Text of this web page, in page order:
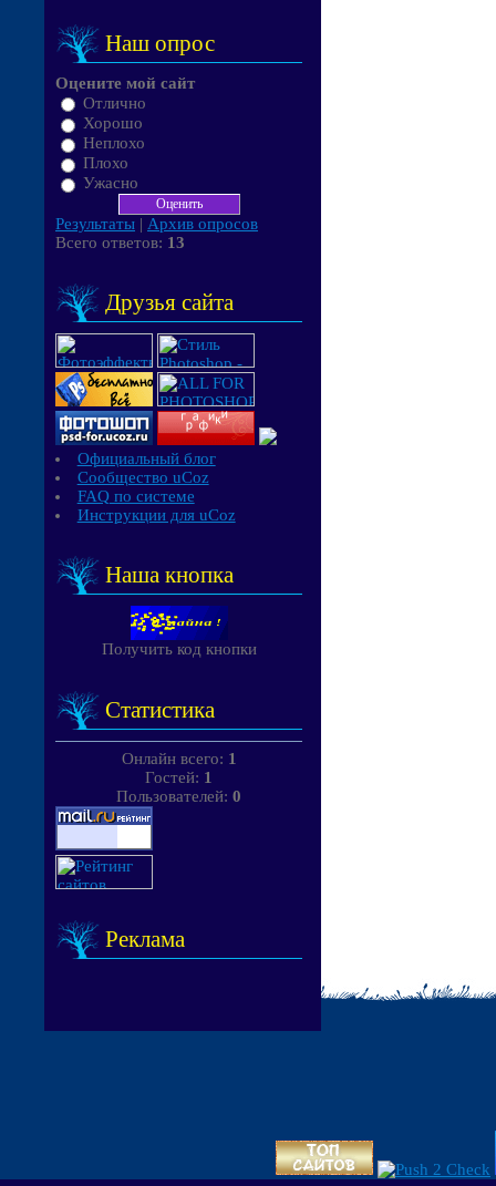
Наш опрос
Оцените мой сайт
Отлично
Хорошо
Неплохо
Плохо
Ужасно
Результаты | Архив опросов
Всего ответов: 13
Друзья сайта
Официальный блог
Сообщество uCoz
FAQ по системе
Инструкции для uCoz
Наша кнопка
Получить код кнопки
Статистика
Онлайн всего: 1
Гостей: 1
Пользователей: 0
Реклама